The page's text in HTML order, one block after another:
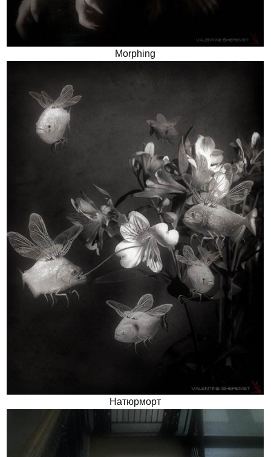
Morphing
Натюрморт